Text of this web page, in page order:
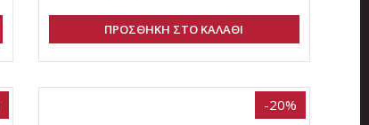
ΠΡΟΣΘΗΚΗ ΣΤΟ ΚΑΛΑΘΙ
-20%